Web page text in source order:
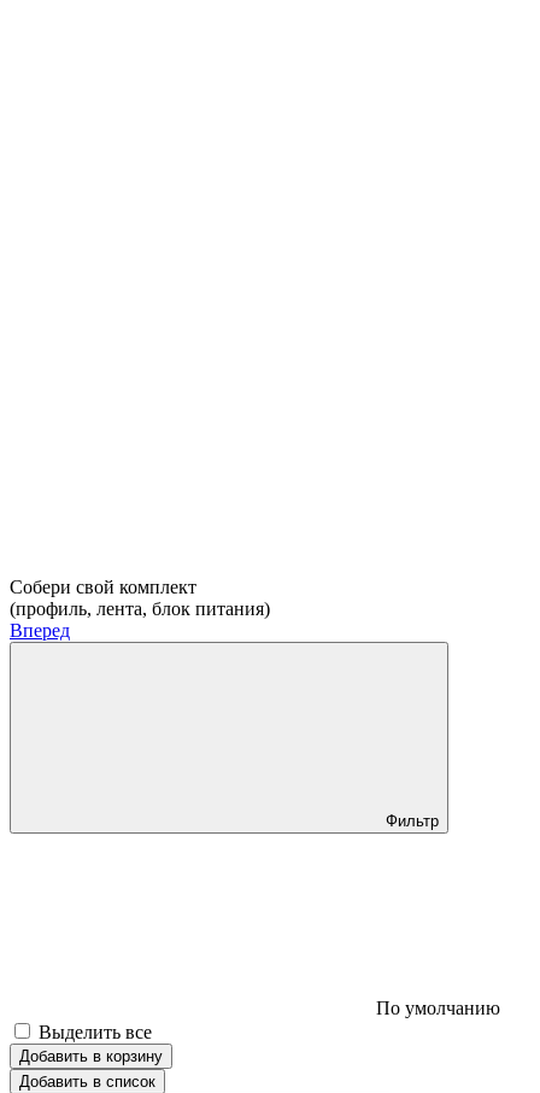
Собери свой комплект
(профиль, лента, блок питания)
Вперед
Фильтр
По умолчанию
Выделить все
Добавить в корзину
Добавить в список